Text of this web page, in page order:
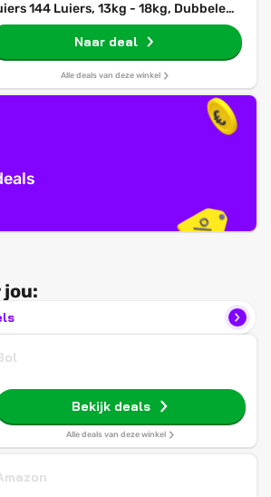
144 Luiers, 13kg - 18kg, Dubbele
Voor De Huid En Tegen
MaandboxNaar deal
Alle deals van deze winkel
jou:
Bekijk deals
Alle deals van deze winkel